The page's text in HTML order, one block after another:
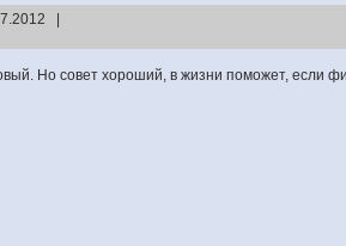
|
Но совет хороший, в жизни поможет, если